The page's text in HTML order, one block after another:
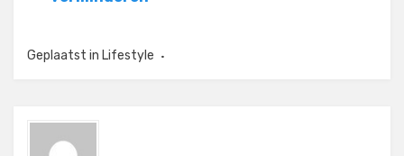
Geplaatst in Lifestyle